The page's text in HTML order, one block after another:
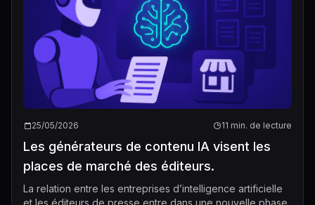
25/05/2026 11 min. de lecture
Les générateurs de contenu IA visent les
places de marché des éditeurs.
La relation entre les entreprises d’intelligence artificielle
et les éditeurs de presse entre dans une nouvelle phase.